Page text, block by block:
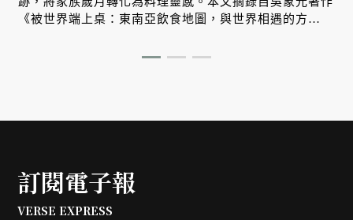
《被世界端上桌：東南亞飲食地圖，與世界相遇的方
訂閱電子報
VERSE EXPRESS